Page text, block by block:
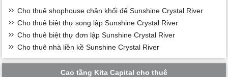
Cho thuê shophouse chân khối đế Sunshine Crystal River
Cho thuê biệt thự song lập Sunshine Crystal River
Cho thuê biệt thự đơn lập Sunshine Crystal River
Cho thuê nhà liền kề Sunshine Crystal River
Cao tầng Kita Capital cho thuê